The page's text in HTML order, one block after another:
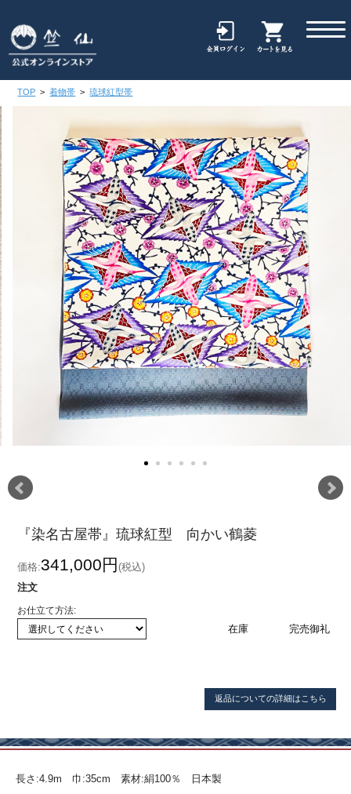
TOP > 着物帯 > 琉球紅型帯
『染名古屋帯』琉球紅型 向かい鶴菱
価格:341,000円(税込)
注文
お仕立て方法:
在庫 完売御礼
返品についての詳細はこちら
長さ:4.9m 巾:35cm 素材:絹100％ 日本製